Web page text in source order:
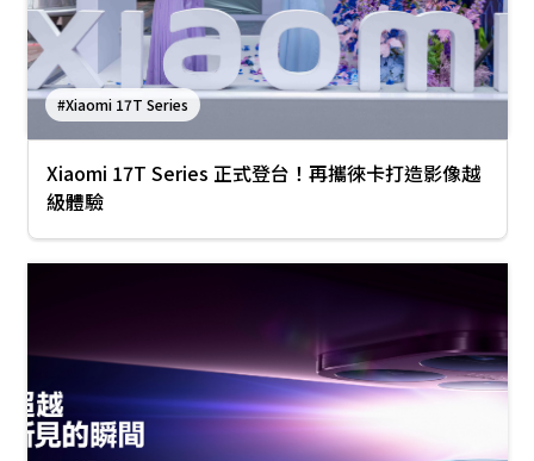
#Xiaomi 17T Series
Xiaomi 17T Series 正式登台！再攜徠卡打造影像越
級體驗